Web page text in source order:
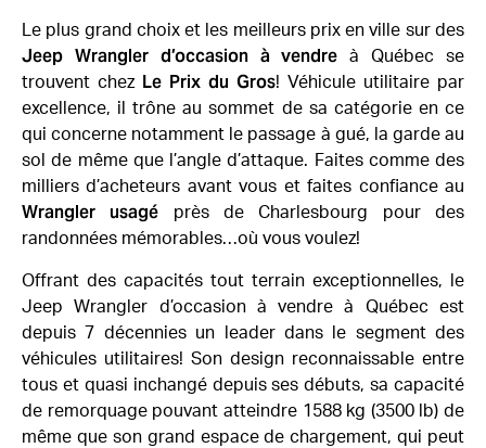
Le plus grand choix et les meilleurs prix en ville sur des
Jeep Wrangler d’occasion à vendre à Québec se
trouvent chez Le Prix du Gros! Véhicule utilitaire par
excellence, il trône au sommet de sa catégorie en ce
qui concerne notamment le passage à gué, la garde au
sol de même que l’angle d’attaque. Faites comme des
milliers d’acheteurs avant vous et faites confiance au
Wrangler usagé près de Charlesbourg pour des
randonnées mémorables…où vous voulez!
Offrant des capacités tout terrain exceptionnelles, le
Jeep Wrangler d’occasion à vendre à Québec est
depuis 7 décennies un leader dans le segment des
véhicules utilitaires! Son design reconnaissable entre
tous et quasi inchangé depuis ses débuts, sa capacité
de remorquage pouvant atteindre 1588 kg (3500 lb) de
même que son grand espace de chargement, qui peut